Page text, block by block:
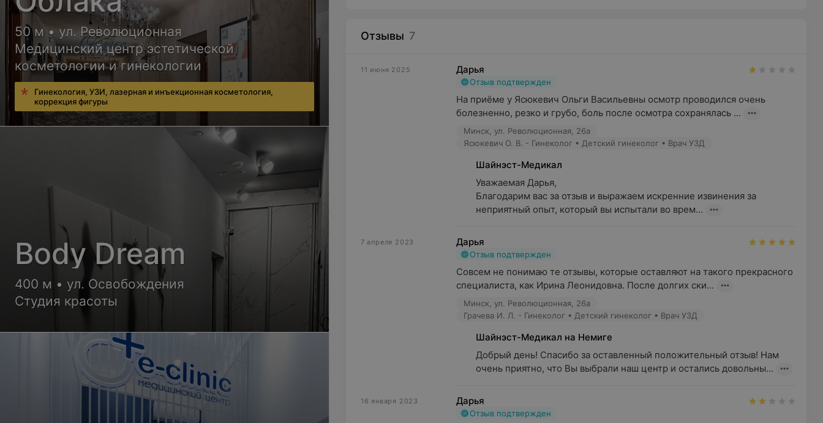
Отзывы 7
11 июня 2025 Дарья
Отзыв подтвержден
На приёме у Ясюкевич Ольги Васильевны осмотр проводился очень
болезненно, резко и грубо, боль после осмотра сохранялась ...
Минск, ул. Революционная, 26а
Ясюкевич О. В. - Гинеколог • Детский гинеколог • Врач УЗД
Шайнэст-Медикал
Уважаемая Дарья,
Благодарим вас за отзыв и выражаем искренние извинения за
неприятный опыт, который вы испытали во врем...
7 апреля 2023 Дарья
Отзыв подтвержден
Совсем не понимаю те отзывы, которые оставляют на такого прекрасного
специалиста, как Ирина Леонидовна. После долгих ски...
Минск, ул. Революционная, 26а
Грачева И. Л. - Гинеколог • Детский гинеколог • Врач УЗД
Шайнэст-Медикал на Немиге
Добрый день! Спасибо за оставленный положительный отзыв! Нам
очень приятно, что Вы выбрали наш центр и остались довольны...
16 января 2023 Дарья
Отзыв подтвержден
50 м • ул. Революционная
Медицинский центр эстетической
косметологии и гинекологии
Гинекология, УЗИ, лазерная и инъекционная косметология,
коррекция фигуры
Body Dream
400 м • ул. Освобождения
Студия красоты